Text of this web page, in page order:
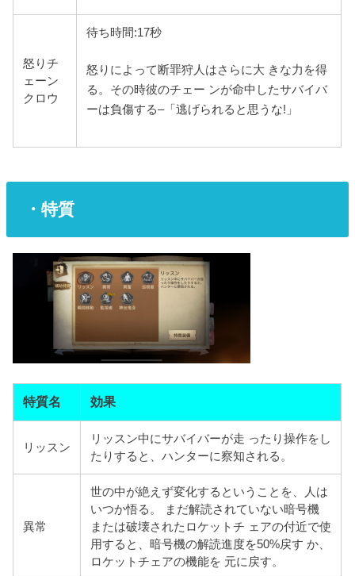
怒りチ
ェーン
クロウ
待ち時間:17秒
怒りによって断罪狩人はさらに大 きな力を得
る。その時彼のチェー ンが命中したサバイバ
ーは負傷する–「逃げられると思うな!」
・特質
特質名 効果
リッスン
リッスン中にサバイバーが走 ったり操作をし
たりすると、ハンターに察知される。
異常
世の中が絶えず変化するということを、人は
いつか悟る。 まだ解読されていない暗号機
または破壊されたロケットチ ェアの付近で使
用すると、暗号機の解読進度を50%戻す か、
ロケットチェアの機能を 元に戻す。